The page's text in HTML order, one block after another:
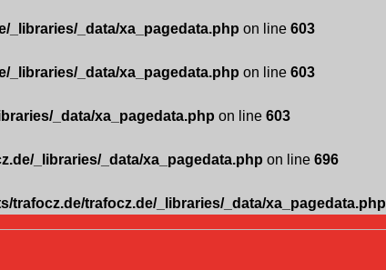
_libraries/_data/xa_pagedata.php on line 603
_libraries/_data/xa_pagedata.php on line 603
_data/xa_pagedata.php on line 603
_libraries/_data/xa_pagedata.php on line 696
trafocz.de/trafocz.de/_libraries/_data/xa_pagedata.php